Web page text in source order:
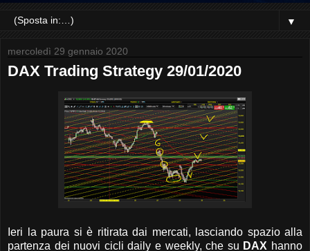
▼
mercoledì 29 gennaio 2020
DAX Trading Strategy 29/01/2020
Ieri la paura si è ritirata dai mercati, lasciando spazio alla
partenza dei nuovi cicli daily e weekly, che su DAX hanno